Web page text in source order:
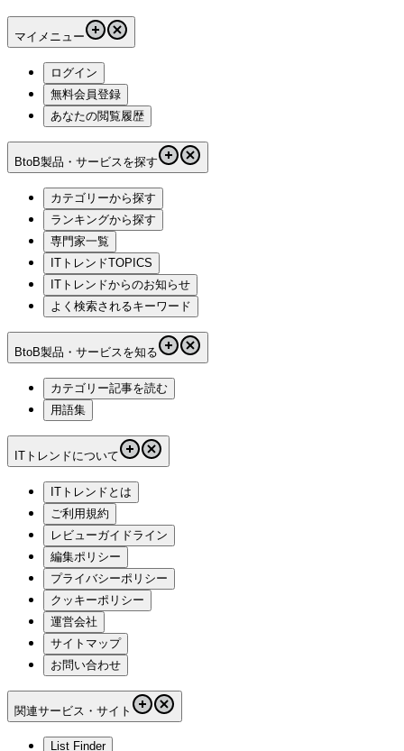
マイメニュー
ログイン
無料会員登録
あなたの閲覧履歴
BtoB製品・サービスを探す
カテゴリーから探す
ランキングから探す
専門家一覧
ITトレンドTOPICS
ITトレンドからのお知らせ
よく検索されるキーワード
BtoB製品・サービスを知る
カテゴリー記事を読む
用語集
ITトレンドについて
ITトレンドとは
ご利用規約
レビューガイドライン
編集ポリシー
プライバシーポリシー
クッキーポリシー
運営会社
サイトマップ
お問い合わせ
関連サービス・サイト
List Finder